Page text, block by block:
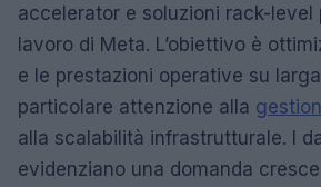
accelerator e soluzioni rack-level
lavoro di Meta. L’obiettivo è
e le prestazioni operative su
particolare attenzione alla
alla scalabilità infrastrutturale. I
evidenziano una domanda